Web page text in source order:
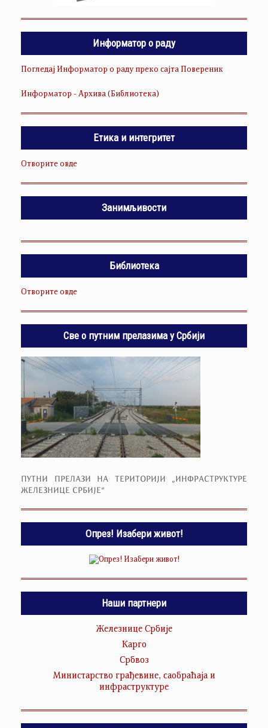
Информатор о раду
Погледај Информатор о раду преко сајта Повереник
Информатор - Архива (Библиотека)
Етика и интегритет
Отворите овде
Занимљивости
Библиотека
Отворите овде
Све о путним прелазима у Србији
ПУТНИ ПРЕЛАЗИ НА ТЕРИТОРИЈИ „ИНФРАСТРУКТУРЕ
ЖЕЛЕЗНИЦЕ СРБИЈЕ“
Опрез! Изабери живот!
Наши партнери
Железнице Србије
Карго
Србвоз
Министарство грађевине, саобраћаја и
инфраструктуре